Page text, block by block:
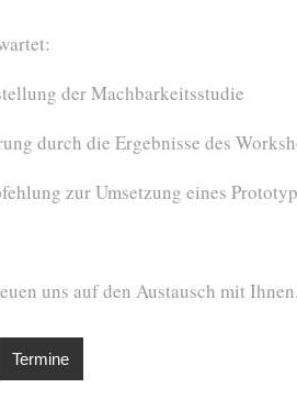
der Machbarkeitsstudie
durch die Ergebnisse des
zur Umsetzung eines
uns auf den Austausch mit Ihnen.
Termine